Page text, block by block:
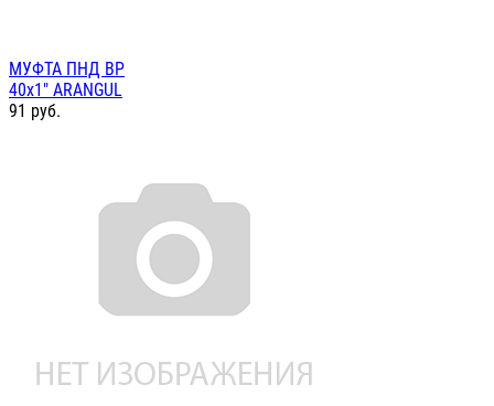
МУФТА ПНД ВР
40х1" ARANGUL
91 руб.